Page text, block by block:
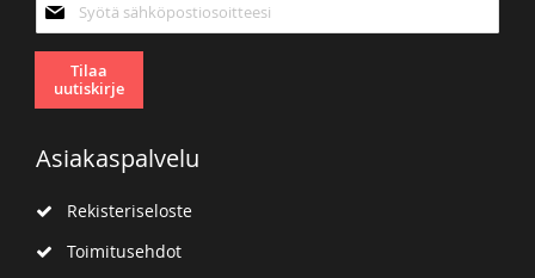
uutiskirjeemme:
Tilaa
uutiskirje
Asiakaspalvelu
Rekisteriseloste
Toimitusehdot